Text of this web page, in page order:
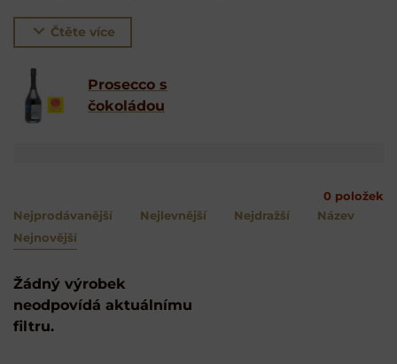
vody. Díky důkladnému průzkumu odborníků vznikla
tabulka párování destilátů a vín s mixery Fentimans
Parádní způsob, jak si jednoduše zpříjemnit každou
chvíli.
Čtěte více
Prosecco s
čokoládou
0 položek
Nejprodávanější
Nejlevnější Nejdražší
Název
Nejnovější